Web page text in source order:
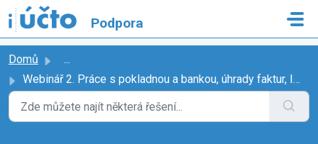
Přeskočit na hlavní obsah
Podpora
Domů
...
Webinář 2. Práce s pokladnou a bankou, úhrady faktur, Imp...